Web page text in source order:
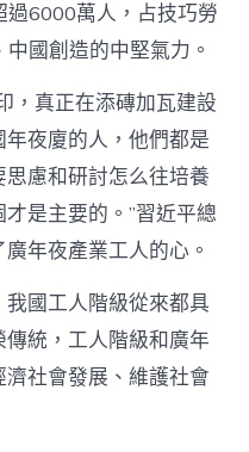
6000萬人，占技巧勞
國創造的中堅氣力。
，真正在添磚加瓦建設
夜廈的人，他們都是
慮和研討怎么往培養
是主要的。”習近平總
年夜產業工人的心。
國工人階級從來都具
統，工人階級和廣年
社會發展、維護社會